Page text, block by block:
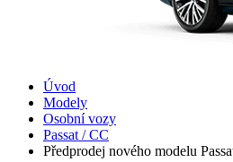
Úvod
Modely
Osobní vozy
Passat / CC
Předprodej nového modelu